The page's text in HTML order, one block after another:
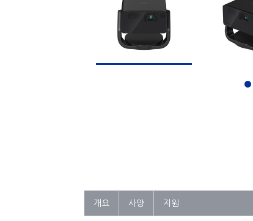
개요 사양 지원